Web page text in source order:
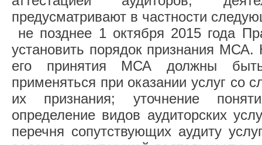
предусматривают в частности
не позднее 1 октября 2015 года
установить порядок признания
его принятия МСА должны
применяться при оказании услуг со
их признания; уточнение
определение видов аудиторских
перечня сопутствующих аудиту